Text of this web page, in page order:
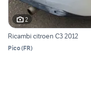
2
Ricambi citroen C3 2012
Pico(FR)